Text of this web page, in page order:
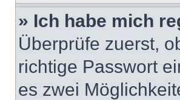
» Ich habe mich
Überprüfe zuerst,
richtige Passwort
es zwei